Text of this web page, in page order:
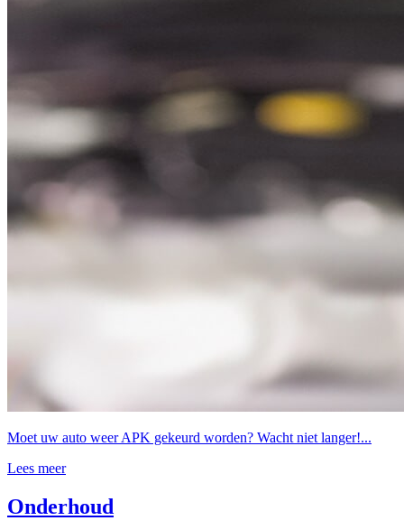
Moet uw auto weer APK gekeurd worden? Wacht niet langer!...
Lees meer
Onderhoud